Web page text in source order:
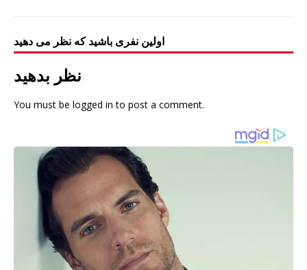
اولین نفری باشید که نظر می دهید
نظر بدهید
You must be logged in to post a comment.